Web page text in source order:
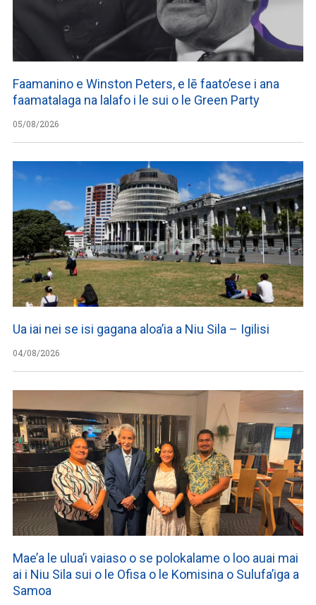
Faamanino e Winston Peters, e lē faato’ese i ana
faamatalaga na lalafo i le sui o le Green Party
05/08/2026
Ua iai nei se isi gagana aloa’ia a Niu Sila – Igilisi
04/08/2026
Mae’a le ulua’i vaiaso o se polokalame o loo auai mai
ai i Niu Sila sui o le Ofisa o le Komisina o Sulufa’iga a
Samoa